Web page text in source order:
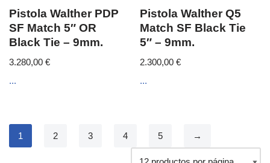
Pistola Walther PDP
SF Match 5″ OR
Black Tie – 9mm.
3.280,00 €
...
Pistola Walther Q5
Match SF Black Tie
5″ – 9mm.
2.300,00€
...
1 2 3 4 5 →